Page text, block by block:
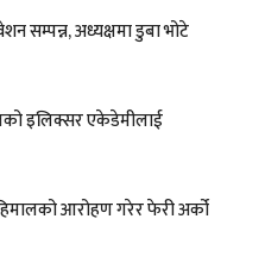
सम्पन्न, अध्यक्षमा डुबा भोटे
इलिक्सर एकेडेमीलाई
आरोहण गरेर फेरी अर्को